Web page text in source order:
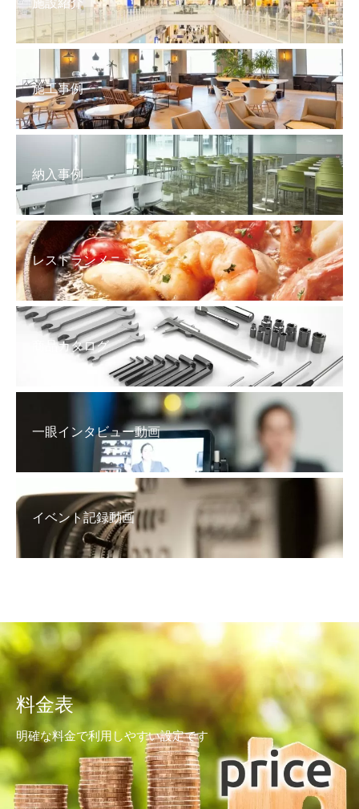
施工事例
納入事例
レストランメニュー
商品カタログ
一眼インタビュー動画
イベント記録動画
料金表
明確な料金で利用しやすい設定です